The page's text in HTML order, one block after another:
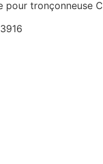
tronçonneuse